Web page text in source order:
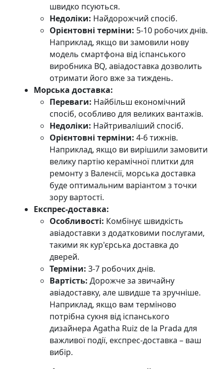
швидко псуються.
Недоліки: Найдорожчий спосіб.
Орієнтовні терміни: 5-10 робочих днів.
Наприклад, якщо ви замовили нову
модель смартфона від іспанського
виробника BQ, авіадоставка дозволить
отримати його вже за тиждень.
Морська доставка:
Переваги: Найбільш економічний
спосіб, особливо для великих вантажів.
Недоліки: Найтриваліший спосіб.
Орієнтовні терміни: 4-6 тижнів.
Наприклад, якщо ви вирішили замовити
велику партію керамічної плитки для
ремонту з Валенсії, морська доставка
буде оптимальним варіантом з точки
зору вартості.
Експрес-доставка:
Особливості: Комбінує швидкість
авіадоставки з додатковими послугами,
такими як кур'єрська доставка до
дверей.
Терміни: 3-7 робочих днів.
Вартість: Дорожче за звичайну
авіадоставку, але швидше та зручніше.
Наприклад, якщо вам терміново
потрібна сукня від іспанського
дизайнера Agatha Ruiz de la Prada для
важливої події, експрес-доставка – ваш
вибір.